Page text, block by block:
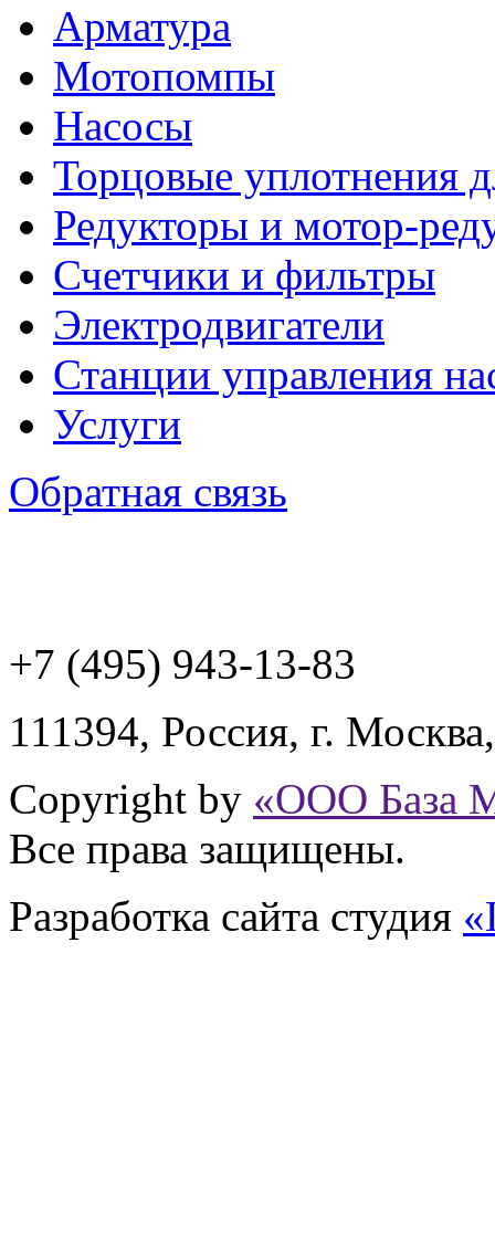
Арматура
Мотопомпы
Насосы
Торцовые уплотнения
Редукторы и мотор-
Счетчики и фильтры
Электродвигатели
Станции управления
Услуги
Обратная связь
+7 (495) 943-13-83
111394, Россия, г. Москва
Copyright by «ООО База
Все права защищены.
Разработка сайта студия